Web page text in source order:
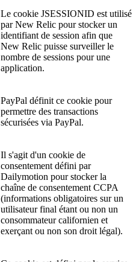
Le cookie JSESSIONID est utilisé
par New Relic pour stocker un
identifiant de session afin que
New Relic puisse surveiller le
nombre de sessions pour une
application.
PayPal définit ce cookie pour
permettre des transactions
sécurisées via PayPal.
Il s'agit d'un cookie de
consentement défini par
Dailymotion pour stocker la
chaîne de consentement CCPA
(informations obligatoires sur un
utilisateur final étant ou non un
consommateur californien et
exerçant ou non son droit légal).